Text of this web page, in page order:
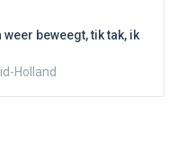
beweegt, tik tak, ik
Holland